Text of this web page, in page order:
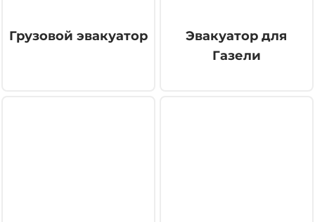
Грузовой эвакуатор
Эвакуатор для
Газели